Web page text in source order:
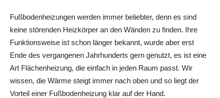
Fußbodenheizungen werden immer beliebter, denn es sind
keine störenden Heizkörper an den Wänden zu finden. Ihre
Funktionsweise ist schon länger bekannt, wurde aber erst
Ende des vergangenen Jahrhunderts gern genutzt, es ist eine
Art Flächenheizung, die einfach in jeden Raum passt. Wir
wissen, die Wärme steigt immer nach oben und so liegt der
Vorteil einer Fußbodenheizung klar auf der Hand.